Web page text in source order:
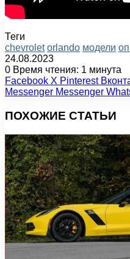
Теги
chevrolet orlando модели
24.08.2023
0 Время чтения: 1 минута
Facebook X Pinterest
Messenger Messenger
ПОХОЖИЕ СТАТЬИ